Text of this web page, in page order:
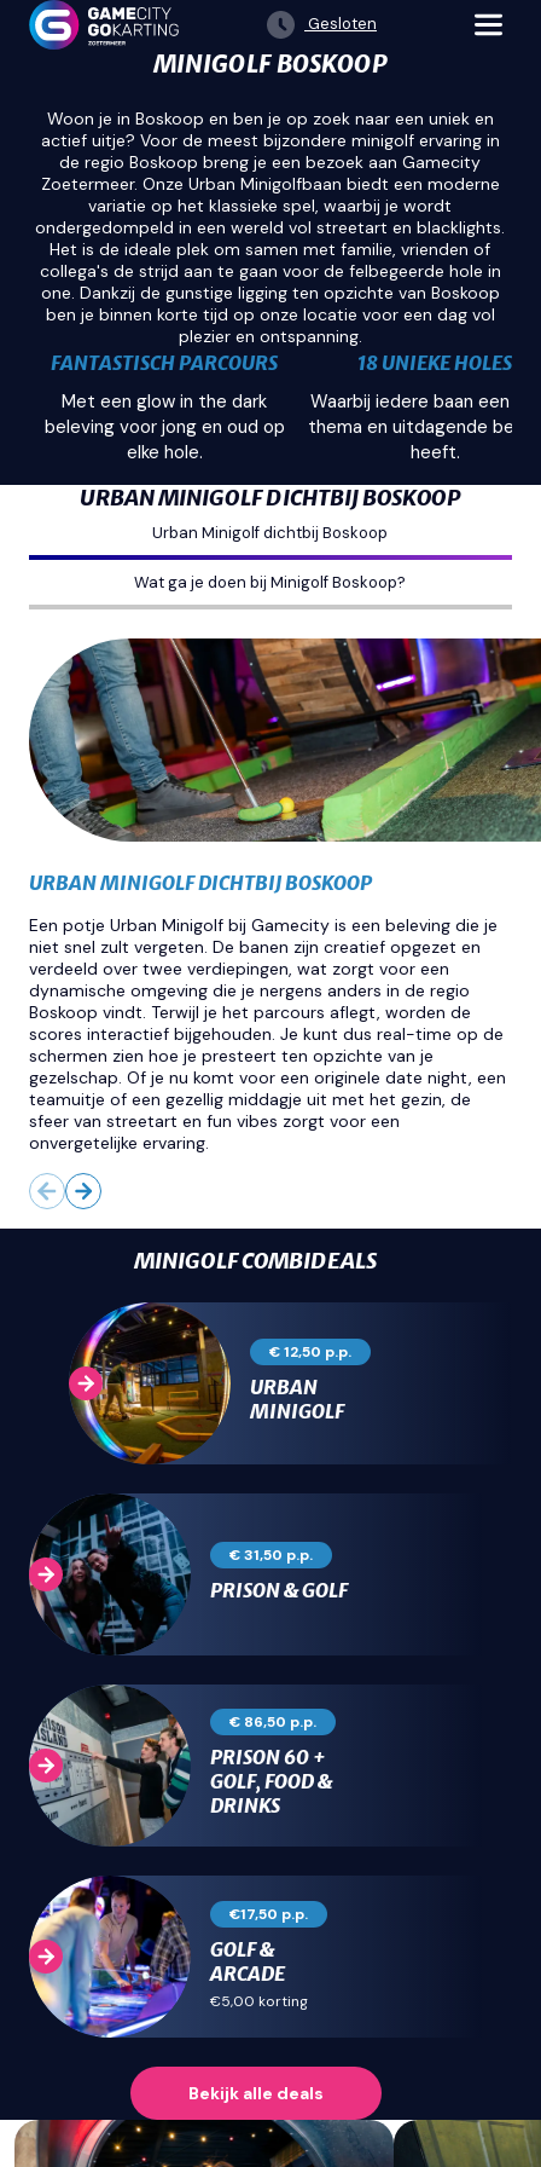
Gesloten
MINIGOLF BOSKOOP
Woon je in Boskoop en ben je op zoek naar een uniek en
actief uitje? Voor de meest bijzondere minigolf ervaring in
de regio Boskoop breng je een bezoek aan Gamecity
Zoetermeer. Onze Urban Minigolfbaan biedt een moderne
variatie op het klassieke spel, waarbij je wordt
ondergedompeld in een wereld vol streetart en blacklights.
Het is de ideale plek om samen met familie, vrienden of
collega's de strijd aan te gaan voor de felbegeerde hole in
one. Dankzij de gunstige ligging ten opzichte van Boskoop
ben je binnen korte tijd op onze locatie voor een dag vol
plezier en ontspanning.
FANTASTISCH PARCOURS
Met een glow in the dark
beleving voor jong en oud op
elke hole.
18 UNIEKE HOLES
Waarbij iedere baan een
thema en uitdagende
heeft.
URBAN MINIGOLF DICHTBIJ BOSKOOP
Urban Minigolf dichtbij Boskoop
Wat ga je doen bij Minigolf Boskoop?
URBAN MINIGOLF DICHTBIJ BOSKOOP
Een potje Urban Minigolf bij Gamecity is een beleving die je
niet snel zult vergeten. De banen zijn creatief opgezet en
verdeeld over twee verdiepingen, wat zorgt voor een
dynamische omgeving die je nergens anders in de regio
Boskoop vindt. Terwijl je het parcours aflegt, worden de
scores interactief bijgehouden. Je kunt dus real-time op de
schermen zien hoe je presteert ten opzichte van je
gezelschap. Of je nu komt voor een originele date night, een
teamuitje of een gezellig middagje uit met het gezin, de
sfeer van streetart en fun vibes zorgt voor een
onvergetelijke ervaring.
MINIGOLF COMBIDEALS
€ 12,50 p.p.
URBAN
MINIGOLF
€ 31,50 p.p.
PRISON & GOLF
€ 86,50 p.p.
PRISON 60 +
GOLF, FOOD &
DRINKS
€17,50 p.p.
GOLF &
ARCADE
€5,00 korting
Bekijk alle deals